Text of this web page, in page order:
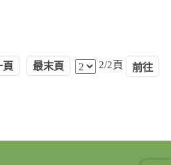
頁 最末頁 2/2頁